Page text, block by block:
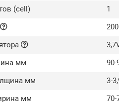
(cell)
1
мм
90-
мм
3-
мм
70-